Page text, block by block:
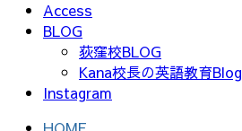
Access
BLOG
荻窪校BLOG
Kana校長の英語教育Blog
Instagram